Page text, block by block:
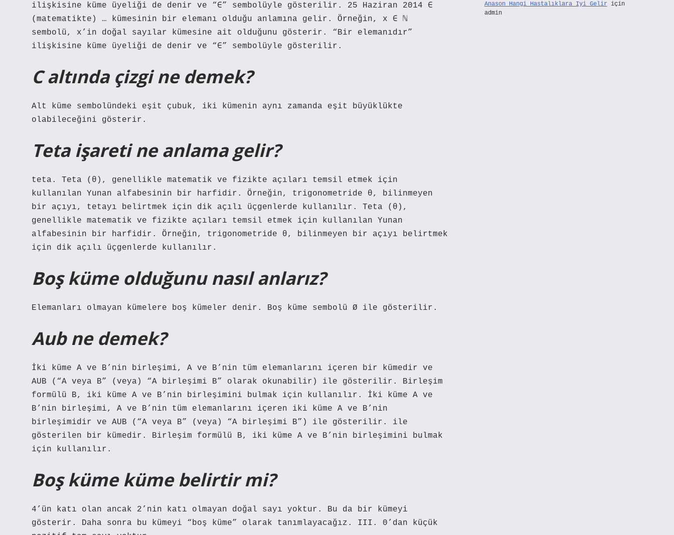
ilişkisine küme üyeliği de denir ve “∈” sembolüyle gösterilir. 25 Haziran 2014 ∈
(matematikte) … kümesinin bir elemanı olduğu anlamına gelir. Örneğin, x ∈ ℕ
sembolü, x’in doğal sayılar kümesine ait olduğunu gösterir. “Bir elemanıdır”
ilişkisine küme üyeliği de denir ve “∈” sembolüyle gösterilir.
C altında çizgi ne demek?
Alt küme sembolündeki eşit çubuk, iki kümenin aynı zamanda eşit büyüklükte
olabileceğini gösterir.
Teta işareti ne anlama gelir?
teta. Teta (θ), genellikle matematik ve fizikte açıları temsil etmek için
kullanılan Yunan alfabesinin bir harfidir. Örneğin, trigonometride θ, bilinmeyen
bir açıyı, tetayı belirtmek için dik açılı üçgenlerde kullanılır. Teta (θ),
genellikle matematik ve fizikte açıları temsil etmek için kullanılan Yunan
alfabesinin bir harfidir. Örneğin, trigonometride θ, bilinmeyen bir açıyı belirtmek
için dik açılı üçgenlerde kullanılır.
Boş küme olduğunu nasıl anlarız?
Elemanları olmayan kümelere boş kümeler denir. Boş küme sembolü Ø ile gösterilir.
Aub ne demek?
İki küme A ve B’nin birleşimi, A ve B’nin tüm elemanlarını içeren bir kümedir ve
AUB (“A veya B” (veya) “A birleşimi B” olarak okunabilir) ile gösterilir. Birleşim
formülü B, iki küme A ve B’nin birleşimini bulmak için kullanılır. İki küme A ve
B’nin birleşimi, A ve B’nin tüm elemanlarını içeren iki küme A ve B’nin
birleşimidir ve AUB (“A veya B” (veya) “A birleşimi B”) ile gösterilir. ile
gösterilen bir kümedir. Birleşim formülü B, iki küme A ve B’nin birleşimini bulmak
için kullanılır.
Boş küme küme belirtir mi?
4’ün katı olan ancak 2’nin katı olmayan doğal sayı yoktur. Bu da bir kümeyi
gösterir. Daha sonra bu kümeyi “boş küme” olarak tanımlayacağız. III. 0’dan küçük
Anason Hangi Hastalıklara Iyi Gelir için
admin